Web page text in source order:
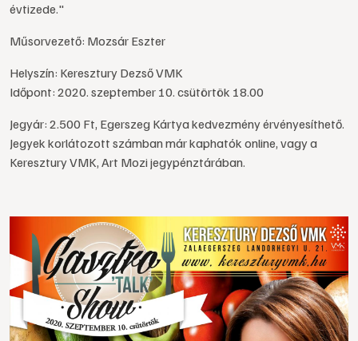
évtizede."
Műsorvezető: Mozsár Eszter
Helyszín: Keresztury Dezső VMK
Időpont: 2020. szeptember 10. csütörtök 18.00
Jegyár: 2.500 Ft, Egerszeg Kártya kedvezmény érvényesíthető.
Jegyek korlátozott számban már kaphatók online, vagy a
Keresztury VMK, Art Mozi jegypénztárában.